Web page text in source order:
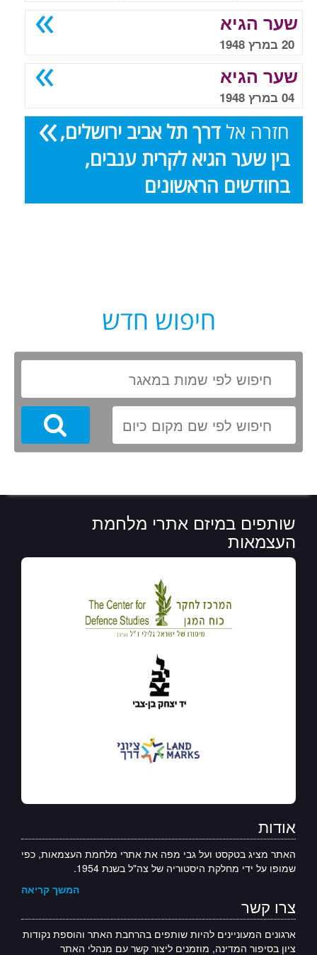
שער הגיא
20 במרץ 1948
שער הגיא
04 במרץ 1948
חזרה אלדרך תל אביב ירושלים,
בין שער הגיא לקרית ענבים,
בחודשים הראשונים
חיפוש חדש
Search
שותפים במיזם אתרי מלחמת
העצמאות
אודות
האתר מציג בטקסט ועל גבי מפה את אתרי מלחמת העצמאות, כפי
שמופו על ידי מחלקת היסטוריה של צה"ל בשנת 1954.
המשך קריאה
צרו קשר
ארגונים המעוניינים להיות שותפים בהרחבת האתר והוספת נקודות
ציון בסיפור המדינה, מוזמנים ליצור קשר עם מנהלי האתר